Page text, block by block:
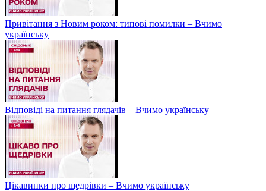
Привітання з Новим роком: типові помилки – Вчимо
українську
Відповіді на питання глядачів – Вчимо українську
Цікавинки про щедрівки – Вчимо українську